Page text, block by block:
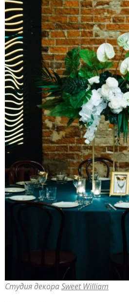
Студия декораSweet William